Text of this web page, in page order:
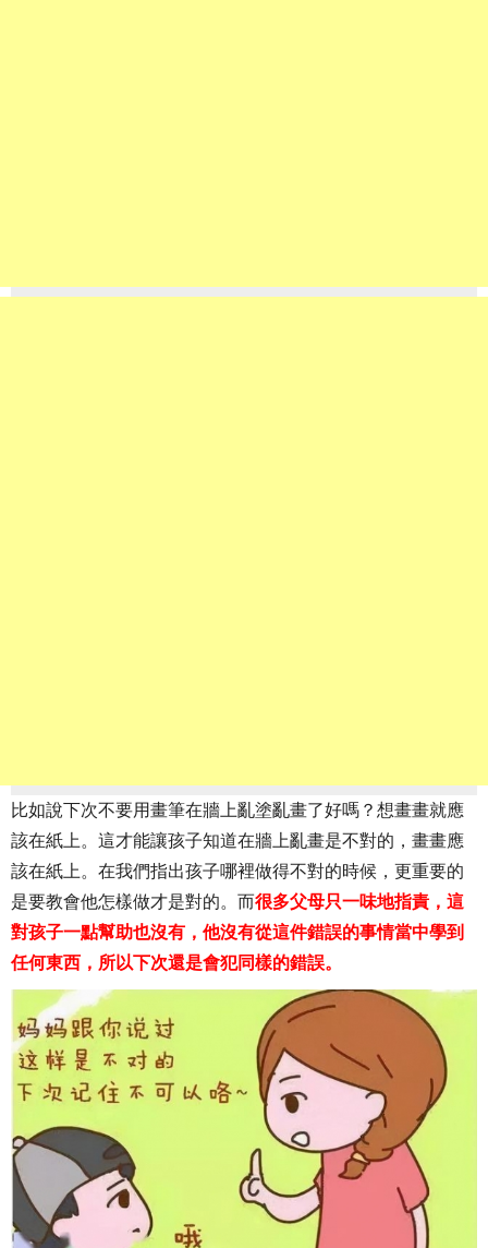
比如說下次不要用畫筆在牆上亂塗亂畫了好嗎？想畫畫就應
該在紙上。這才能讓孩子知道在牆上亂畫是不對的，畫畫應
該在紙上。在我們指出孩子哪裡做得不對的時候，更重要的
是要教會他怎樣做才是對的。而很多父母只一味地指責，這
對孩子一點幫助也沒有，他沒有從這件錯誤的事情當中學到
任何東西，所以下次還是會犯同樣的錯誤。